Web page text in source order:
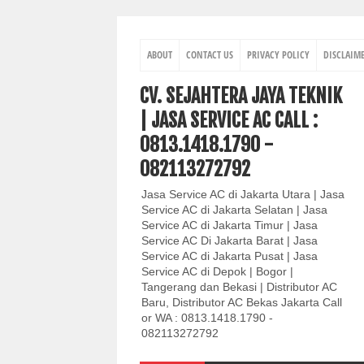
ABOUT CONTACT US PRIVACY POLICY
CV. SEJAHTERA JAYA TEKNIK
| JASA SERVICE AC CALL :
0813.1418.1790 -
082113272792
Jasa Service AC di Jakarta Utara | Jasa
Service AC di Jakarta Selatan | Jasa
Service AC di Jakarta Timur | Jasa
Service AC Di Jakarta Barat | Jasa
Service AC di Jakarta Pusat | Jasa
Service AC di Depok | Bogor |
Tangerang dan Bekasi | Distributor AC
Baru, Distributor AC Bekas Jakarta Call
or WA : 0813.1418.1790 -
082113272792